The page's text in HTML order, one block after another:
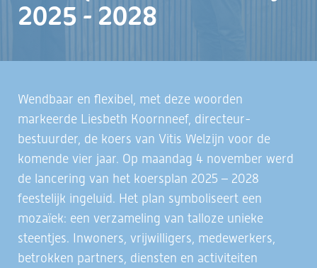
2025 - 2028
Wendbaar en flexibel, met deze woorden
markeerde Liesbeth Koornneef, directeur-
bestuurder, de koers van Vitis Welzijn voor de
komende vier jaar. Op maandag 4 november werd
de lancering van het koersplan 2025 – 2028
feestelijk ingeluid. Het plan symboliseert een
mozaïek: een verzameling van talloze unieke
steentjes. Inwoners, vrijwilligers, medewerkers,
betrokken partners, diensten en activiteiten